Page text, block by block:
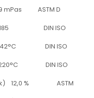
ASTM D
DIN ISO
DIN ISO
DIN ISO
12,0 % ASTM